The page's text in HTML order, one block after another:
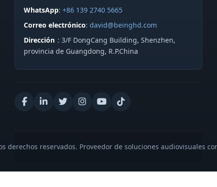
WhatsApp:+86 139 2740 5665
Correo electrónico:david@beinghd.com
Dirección : 3/F DongCang Building, Shenzhen,
provincia de Guangdong, R.P.China
derechos reservados. Proveedor de soluciones audiovisuales